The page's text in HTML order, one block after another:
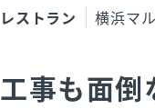
レストラン 横浜マ
工事も面倒